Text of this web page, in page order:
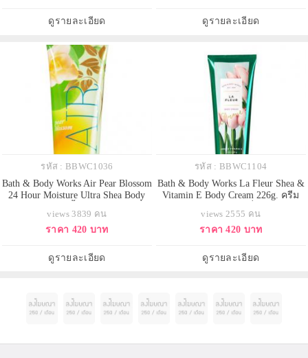
ดูรายละเอียด
สดชื่นผ่อนคลายค่ะ
ดูรายละเอียด
รหัส : BBWC1036
Bath & Body Works Air Pear Blossom
24 Hour Moisture Ultra Shea Body
หอมติดผิวกายนานตลอดวัน กลิ่นลูก
แพร์ผสมกลิ่นส้ม กลิ่นหอมสดชื่นคะ
views 3839 คน
ราคา 420 บาท
ดูรายละเอียด
รหัส : BBWC1104
Bath & Body Works La Fleur Shea &
Vitamin E Body Cream 226g. ครีม
นาน ด้วยกลิ่นหอมของหมู่มวล
ดอกไม้ที่หอมอบอวลด้วยกลิ่นของทิว
อ่อนหวานค่ะ
views 2555 คน
ราคา 420 บาท
ดูรายละเอียด